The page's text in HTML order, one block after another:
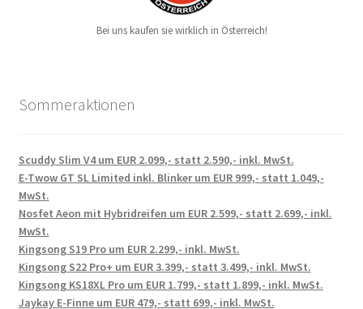
Bei uns kaufen sie wirklich in Österreich!
Sommeraktionen
Scuddy Slim V4 um EUR 2.099,- statt 2.590,- inkl. MwSt.
E-Twow GT SL Limited inkl. Blinker um EUR 999,- statt 1.049,-
MwSt.
Nosfet Aeon mit Hybridreifen um EUR 2.599,- statt 2.699,- inkl.
MwSt.
Kingsong S19 Pro um EUR 2.299,- inkl. MwSt.
Kingsong S22 Pro+ um EUR 3.399,- statt 3.499,- inkl. MwSt.
Kingsong KS18XL Pro um EUR 1.799,- statt 1.899,- inkl. MwSt.
Jaykay E-Finne um EUR 479,- statt 699,- inkl. MwSt.